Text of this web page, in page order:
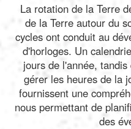
La rotation de la Terre
de la Terre autour du
cycles ont conduit au
d'horloges. Un
jours de l'année,
gérer les heures de la
fournissent une
nous permettant de
des